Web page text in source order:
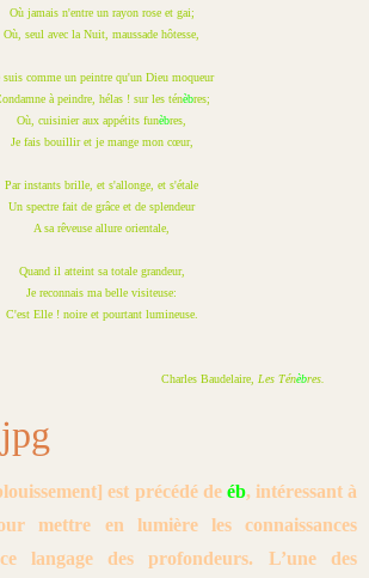
Où jamais n'entre un rayon rose et gai;
Où, seul avec la Nuit, maussade hôtesse,
suis comme un peintre qu'un Dieu moqueur
à peindre, hélas ! sur les ténèbres;
Où, cuisinier aux appétits funèbres,
Je fais bouillir et je mange mon cœur,
Par instants brille, et s'allonge, et s'étale
Un spectre fait de grâce et de splendeur
A sa rêveuse allure orientale,
Quand il atteint sa totale grandeur,
Je reconnais ma belle visiteuse:
C'est Elle ! noire et pourtant lumineuse.
Baudelaire, Les Ténèbres.
est précédé de éb, intéressant à
mettre en lumière les connaissances
langage des profondeurs. L’une des